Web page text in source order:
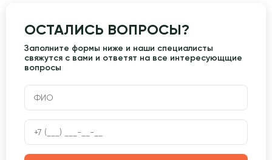
ОСТАЛИСЬ ВОПРОСЫ?
Заполните формы ниже и наши специалисты
свяжутся с вами и ответят на все интересующщие
вопросы